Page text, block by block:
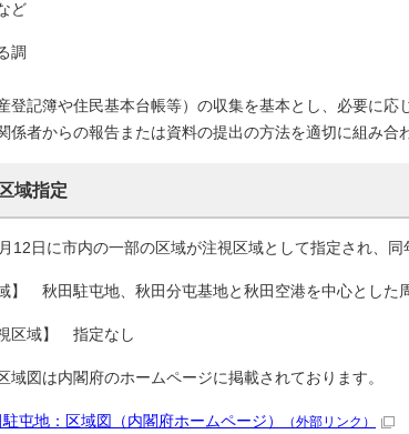
ど
調
】
登記簿や住民基本台帳等）の収集を基本とし、必要に応
係者からの報告または資料の提出の方法を適切に組み合
域指定
12日に市内の一部の区域が注視区域として指定され、同
域】 秋田駐屯地、秋田分屯基地と秋田空港を中心とした
視区域】 指定なし
域図は内閣府のホームページに掲載されております。
屯地：区域図（内閣府ホームページ） （外部リンク）